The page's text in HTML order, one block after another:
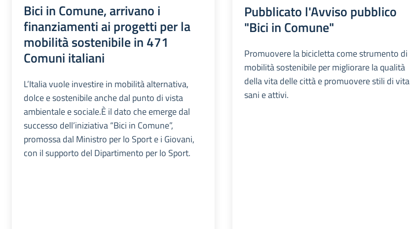
Bici in Comune, arrivano i
finanziamenti ai progetti per la
mobilità sostenibile in 471
Comuni italiani
L’Italia vuole investire in mobilità alternativa,
dolce e sostenibile anche dal punto di vista
ambientale e sociale.È il dato che emerge dal
successo dell’iniziativa “Bici in Comune”,
promossa dal Ministro per lo Sport e i Giovani,
con il supporto del Dipartimento per lo Sport.
Pubblicato l'Avviso pubblico
"Bici in Comune"
Promuovere la bicicletta come strumento di
mobilità sostenibile per migliorare la qualità
della vita delle città e promuovere stili di vita
sani e attivi.